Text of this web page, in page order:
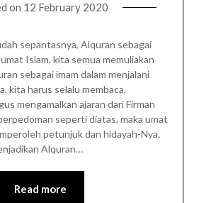
on 12 February 2020
sepantasnya, Alquran sebagai
Islam, kita semua memuliakan
sebagai imam dalam menjalani
kita harus selalu membaca,
mengamalkan ajaran dari Firman
seperti diatas, maka umat
petunjuk dan hidayah-Nya.
Alquran…
Read more